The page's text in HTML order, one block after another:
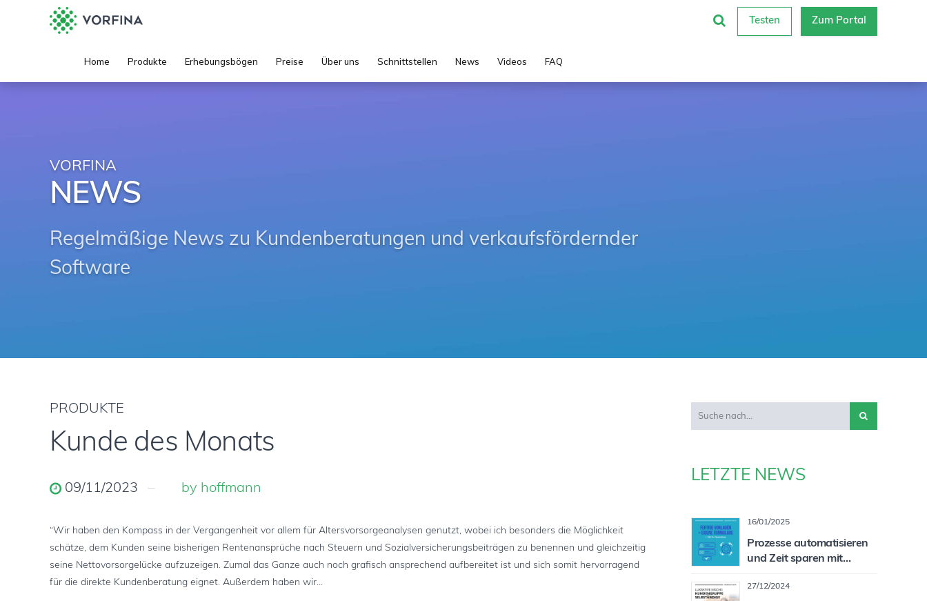
Testen Zum Portal
Home Produkte Erhebungsbögen Preise Über uns Schnittstellen News Videos FAQ
VORFINA
NEWS
Regelmäßige News zu Kundenberatungen und verkaufsfördernder
Software
PRODUKTE
Kunde des Monats
09/11/2023 by hoffmann
“Wir haben den Kompass in der Vergangenheit vor allem für Altersvorsorgeanalysen genutzt, wobei ich besonders die Möglichkeit
schätze, dem Kunden seine bisherigen Rentenansprüche nach Steuern und Sozialversicherungsbeiträgen zu benennen und gleichzeitig
seine Nettovorsorgelücke aufzuzeigen. Zumal das Ganze auch noch grafisch ansprechend aufbereitet ist und sich somit hervorragend
für die direkte Kundenberatung eignet. Außerdem haben wir...
LETZTE NEWS
16/01/2025
Prozesse automatisieren
und Zeit sparen mit
Formularen
27/12/2024